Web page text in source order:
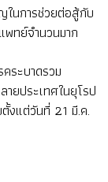
นการช่วยต่อสู้กับ
ทย์จำนวนมาก
ระบาดรวม
ยประเทศในยุโรป
งแต่วันที่ 21 มี.ค.